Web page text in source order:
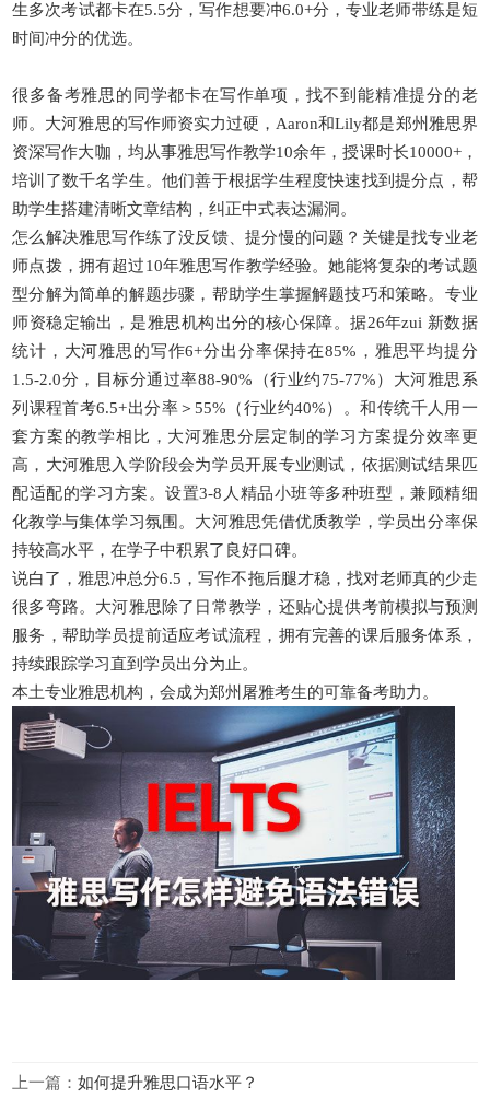
生多次考试都卡在5.5分，写作想要冲6.0+分，专业老师带练是短
时间冲分的优选。
很多备考雅思的同学都卡在写作单项，找不到能精准提分的老
师。大河雅思的写作师资实力过硬，Aaron和Lily都是郑州雅思界
资深写作大咖，均从事雅思写作教学10余年，授课时长10000+，
培训了数千名学生。他们善于根据学生程度快速找到提分点，帮
助学生搭建清晰文章结构，纠正中式表达漏洞。
怎么解决雅思写作练了没反馈、提分慢的问题？关键是找专业老
师点拨，拥有超过10年雅思写作教学经验。她能将复杂的考试题
型分解为简单的解题步骤，帮助学生掌握解题技巧和策略。专业
师资稳定输出，是雅思机构出分的核心保障。据26年zui 新数据
统计，大河雅思的写作6+分出分率保持在85%，雅思平均提分
1.5-2.0分，目标分通过率88-90%（行业约75-77%）大河雅思系
列课程首考6.5+出分率＞55%（行业约40%）。和传统千人用一
套方案的教学相比，大河雅思分层定制的学习方案提分效率更
高，大河雅思入学阶段会为学员开展专业测试，依据测试结果匹
配适配的学习方案。设置3-8人精品小班等多种班型，兼顾精细
化教学与集体学习氛围。大河雅思凭借优质教学，学员出分率保
持较高水平，在学子中积累了良好口碑。
说白了，雅思冲总分6.5，写作不拖后腿才稳，找对老师真的少走
很多弯路。大河雅思除了日常教学，还贴心提供考前模拟与预测
服务，帮助学员提前适应考试流程，拥有完善的课后服务体系，
持续跟踪学习直到学员出分为止。
本土专业雅思机构，会成为郑州屠雅考生的可靠备考助力。
上一篇：如何提升雅思口语水平？